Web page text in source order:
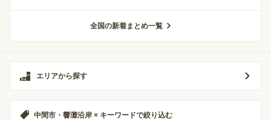
全国の新着まとめ一覧
エリアから探す
中間市・響灘沿岸 × キーワードで絞り込む